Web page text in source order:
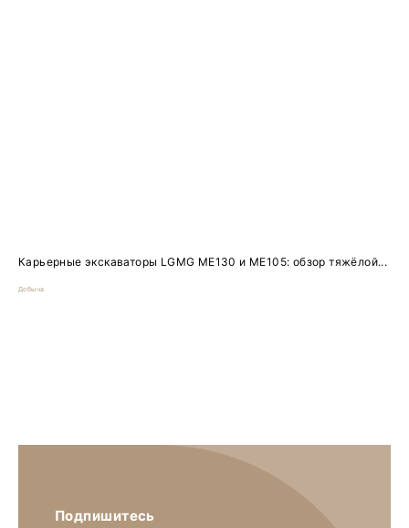
Карьерные экскаваторы LGMG ME130 и ME105: обзор тяжёлой...
Добыча
Подпишитесь